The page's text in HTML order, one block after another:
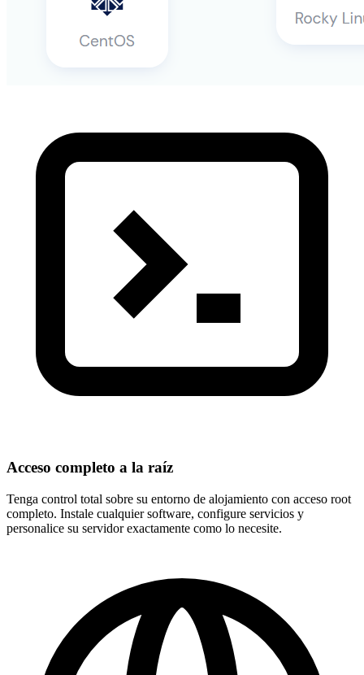
Acceso completo a la raíz
Tenga control total sobre su entorno de alojamiento con acceso root
completo. Instale cualquier software, configure servicios y
personalice su servidor exactamente como lo necesite.